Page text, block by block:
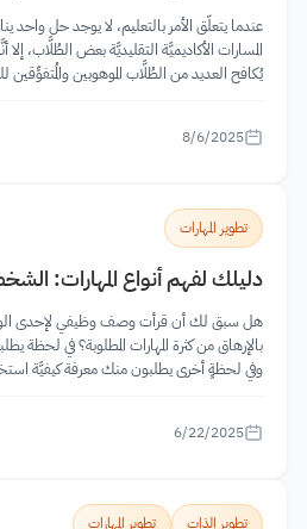
عندما يتعلَّق الأمر بالتعليم، لا يوجد حل
المسارات الأكاديميَّة التقليديَّة بعض الطُلَّاب،
يُكافح العديد من الطُلَّاب الموهوبين والمُتفوِّقين
8/6/2025
تطوير المهارات
دليلك لفهم أنواع المهارات:
هل سبق لك أن قرأت وصف وظيفي لإحدى
بالإرهاق من كثرة المهارات المطلوبة؟ في لحظة
وفي لحظةٍ أخرى يطلبون منك معرفة كيفيَّة
6/22/2025
تطوير الذات تطوير المهارات